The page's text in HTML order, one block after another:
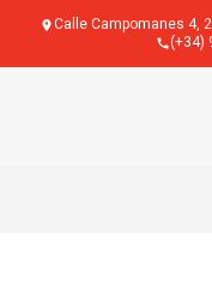
Calle Campomanes 4,
(+34)